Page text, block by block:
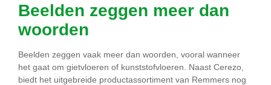
Beelden zeggen meer dan
woorden
Beelden zeggen vaak meer dan woorden, vooral wanneer
het gaat om gietvloeren of kunststofvloeren. Naast Cerezo,
biedt het uitgebreide productassortiment van Remmers nog